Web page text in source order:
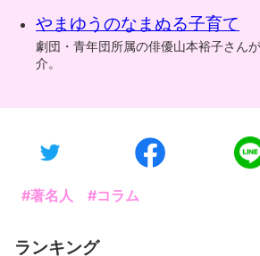
やまゆうのなまぬる子育て
劇団・青年団所属の俳優山本裕子さん
介。
#著名人 #コラム
ランキング